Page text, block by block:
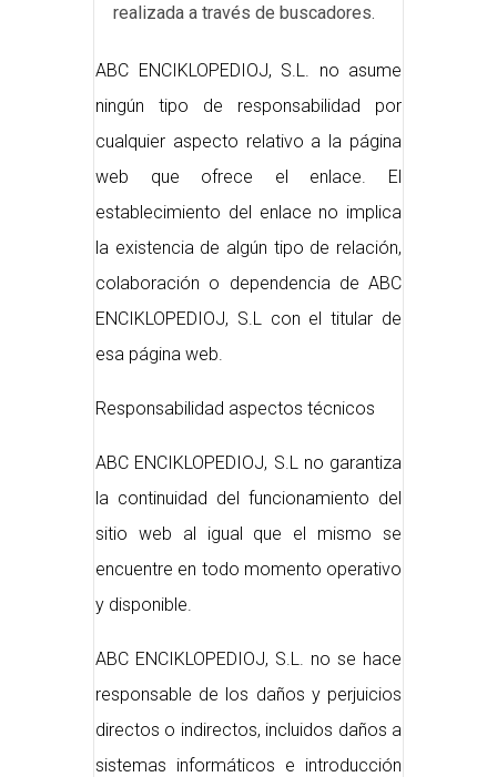
realizada a través de buscadores.
ABC ENCIKLOPEDIOJ, S.L. no asume
ningún tipo de responsabilidad por
cualquier aspecto relativo a la página
web que ofrece el enlace. El
establecimiento del enlace no implica
la existencia de algún tipo de relación,
colaboración o dependencia de ABC
ENCIKLOPEDIOJ, S.L con el titular de
esa página web.
Responsabilidad aspectos técnicos
ABC ENCIKLOPEDIOJ, S.L no garantiza
la continuidad del funcionamiento del
sitio web al igual que el mismo se
encuentre en todo momento operativo
y disponible.
ABC ENCIKLOPEDIOJ, S.L. no se hace
responsable de los daños y perjuicios
directos o indirectos, incluidos daños a
sistemas informáticos e introducción